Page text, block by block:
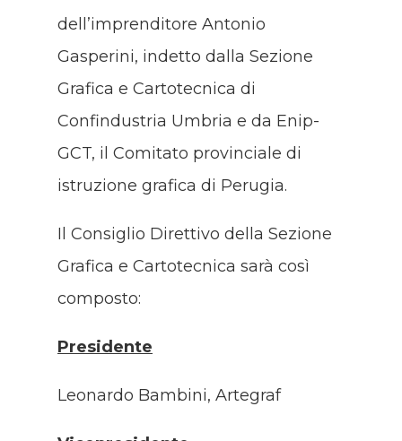
dell’imprenditore Antonio
Gasperini, indetto dalla Sezione
Grafica e Cartotecnica di
Confindustria Umbria e da Enip-
GCT, il Comitato provinciale di
istruzione grafica di Perugia.
Il Consiglio Direttivo della Sezione
Grafica e Cartotecnica sarà così
composto:
Presidente
Leonardo Bambini, Artegraf